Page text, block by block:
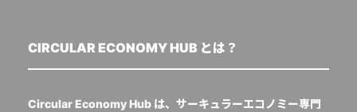
CIRCULAR ECONOMY HUB とは？
Circular Economy Hub は、サーキュラーエコノミー専門